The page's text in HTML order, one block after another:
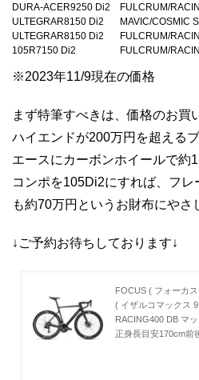
DURA-ACER9250 Di2
FULCRUM/
ULTEGRAR8150 Di2
MAVIC/COSMIC
ULTEGRAR8150 Di2
FULCRUM/
105R7150 Di2
FULCRUM/
※2023年11/9現在の価格
まず特筆すべきは、価格のお買
ハイエンドが200万円を超える
エースにカーボンホイールで約
コンポを105Di2にすれば、フ
も約70万円というお財布にやさ
↓ご予約お待ちしております↓
FOCUS ( フォーカ
( イザルコマックス
RACING400 DB マ
正身長目安170cm前